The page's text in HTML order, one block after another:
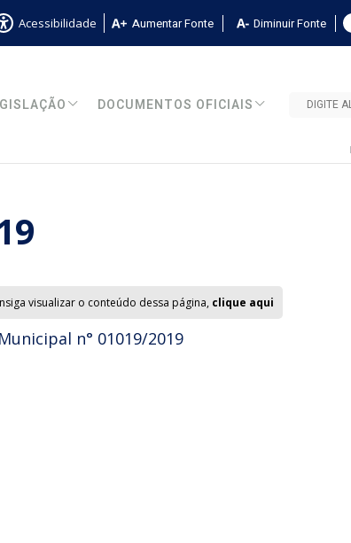
Acessibilidade Aumentar Fonte Diminuir Fonte
DOCUMENTOS OFICIAIS
visualizar o conteúdo dessa página, clique aqui
n° 01019/2019